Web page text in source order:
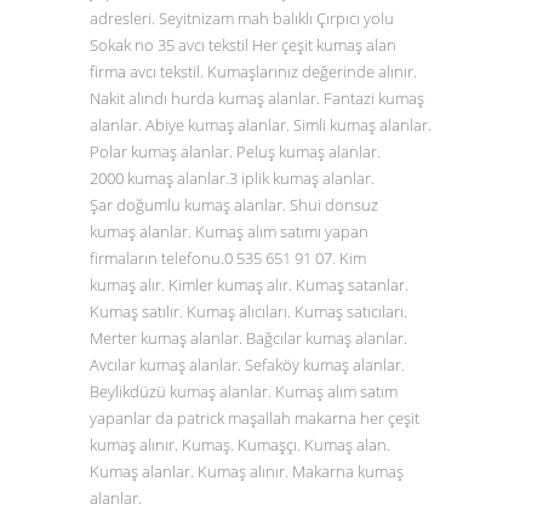
adresleri. Seyitnizam mah balıklı Çırpıcı yolu
Sokak no 35 avcı tekstil Her çeşit kumaş alan
firma avcı tekstil. Kumaşlarınız değerinde alınır.
Nakit alındı hurda kumaş alanlar. Fantazi kumaş
alanlar. Abiye kumaş alanlar. Simli kumaş alanlar.
Polar kumaş alanlar. Peluş kumaş alanlar.
2000 kumaş alanlar.3 iplik kumaş alanlar.
Şar doğumlu kumaş alanlar. Shui donsuz
kumaş alanlar. Kumaş alım satımı yapan
firmaların telefonu.0 535 651 91 07. Kim
kumaş alır. Kimler kumaş alır. Kumaş satanlar.
Kumaş satılır. Kumaş alıcıları. Kumaş satıcıları.
Merter kumaş alanlar. Bağcılar kumaş alanlar.
Avcılar kumaş alanlar. Sefaköy kumaş alanlar.
Beylikdüzü kumaş alanlar. Kumaş alım satım
yapanlar da patrick maşallah makarna her çeşit
kumaş alınır. Kumaş. Kumaşçı. Kumaş alan.
Kumaş alanlar. Kumaş alınır. Makarna kumaş
alanlar.